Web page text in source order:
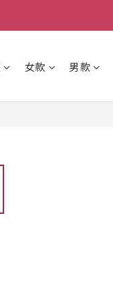
女款 男款